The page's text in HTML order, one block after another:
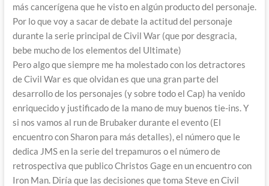
más cancerígena que he visto en algún producto del personaje.
Por lo que voy a sacar de debate la actitud del personaje
durante la serie principal de Civil War (que por desgracia,
bebe mucho de los elementos del Ultimate)
Pero algo que siempre me ha molestado con los detractores
de Civil War es que olvidan es que una gran parte del
desarrollo de los personajes (y sobre todo el Cap) ha venido
enriquecido y justificado de la mano de muy buenos tie-ins. Y
si nos vamos al run de Brubaker durante el evento (El
encuentro con Sharon para más detalles), el número que le
dedica JMS en la serie del trepamuros o el número de
retrospectiva que publico Christos Gage en un encuentro con
Iron Man. Diría que las decisiones que toma Steve en Civil